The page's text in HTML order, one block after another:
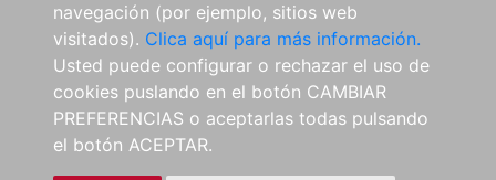
navegación (por ejemplo, sitios web
visitados). Clica aquí para más información.
Usted puede configurar o rechazar el uso de
cookies puslando en el botón CAMBIAR
PREFERENCIAS o aceptarlas todas pulsando
el botón ACEPTAR.